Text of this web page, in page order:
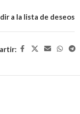
a la lista de deseos